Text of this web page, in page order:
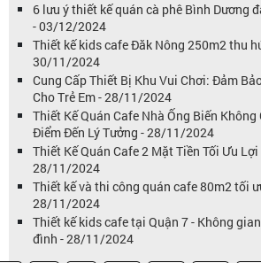
6 lưu ý thiết kế quán cà phê Bình Dương
- 03/12/2024
Thiết kế kids cafe Đăk Nông 250m2 thu
30/11/2024
Cung Cấp Thiết Bị Khu Vui Chơi: Đảm
Cho Trẻ Em - 28/11/2024
Thiết Kế Quán Cafe Nhà Ống Biến
Điểm Đến Lý Tưởng - 28/11/2024
Thiết Kế Quán Cafe 2 Mặt Tiền Tối Ưu
28/11/2024
Thiết kế và thi công quán cafe 80m2 tối
28/11/2024
Thiết kế kids cafe tại Quận 7 - Không
đình - 28/11/2024